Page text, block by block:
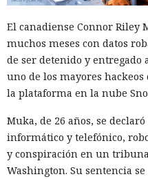
El canadiense Connor Riley
muchos meses con datos
de ser detenido y
uno de los mayores
la plataforma en la nube
Muka, de 26 años, se
informático y telefónico,
y conspiración en un
Washington. Su sentencia